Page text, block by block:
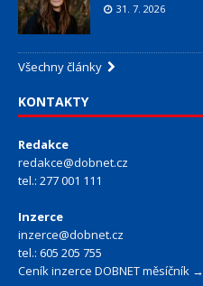
31. 7. 2026
Všechny články
KONTAKTY
Redakce
redakce@dobnet.cz
tel.: 277 001 111
Inzerce
inzerce@dobnet.cz
tel.: 605 205 755
Ceník inzerce DOBNET měsíčník →